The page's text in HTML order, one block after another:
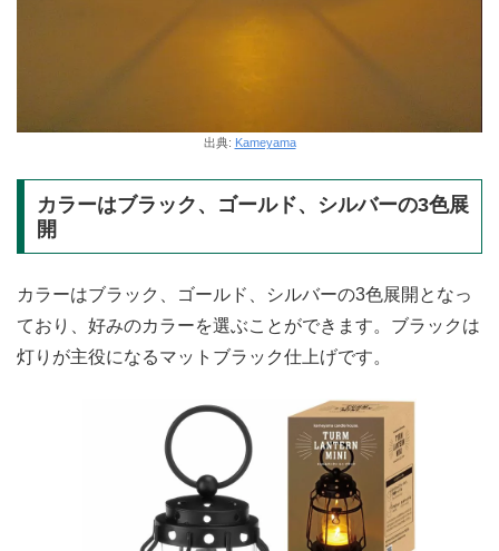
出典: Kameyama
カラーはブラック、ゴールド、シルバーの3色展
開
カラーはブラック、ゴールド、シルバーの3色展開となっ
ており、好みのカラーを選ぶことができます。ブラックは
灯りが主役になるマットブラック仕上げです。